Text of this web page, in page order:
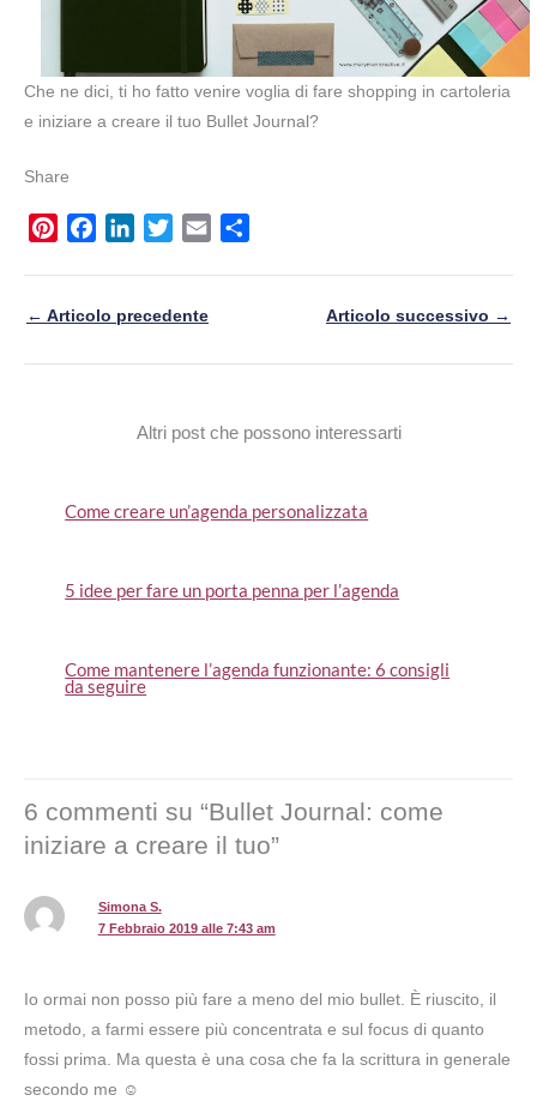
Che ne dici, ti ho fatto venire voglia di fare shopping in cartoleria
e iniziare a creare il tuo Bullet Journal?
Share
n
e
c
b
n
e
i
t
r
a
l
e
← Articolo precedente Articolo successivo →
Altri post che possono interessarti
Come creare un’agenda personalizzata
5 idee per fare un porta penna per l’agenda
Come mantenere l’agenda funzionante: 6 consigli
da seguire
6 commenti su “Bullet Journal: come
iniziare a creare il tuo”
Simona S.
7 Febbraio 2019 alle 7:43 am
Io ormai non posso più fare a meno del mio bullet. È riuscito, il
metodo, a farmi essere più concentrata e sul focus di quanto
fossi prima. Ma questa è una cosa che fa la scrittura in generale
secondo me ☺️